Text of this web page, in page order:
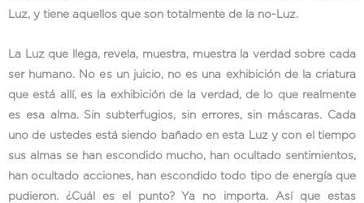
Luz, y tiene aquellos que son totalmente de la no-Luz.
La Luz que llega, revela, muestra, muestra la verdad sobre cada
ser humano. No es un juicio, no es una exhibición de la criatura
que está allí, es la exhibición de la verdad, de lo que realmente
es esa alma. Sin subterfugios, sin errores, sin máscaras. Cada
uno de ustedes está siendo bañado en esta Luz y con el tiempo
sus almas se han escondido mucho, han ocultado sentimientos,
han ocultado acciones, han escondido todo tipo de energía que
pudieron. ¿Cuál es el punto? Ya no importa. Así que estas